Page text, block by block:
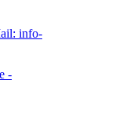
info-
-